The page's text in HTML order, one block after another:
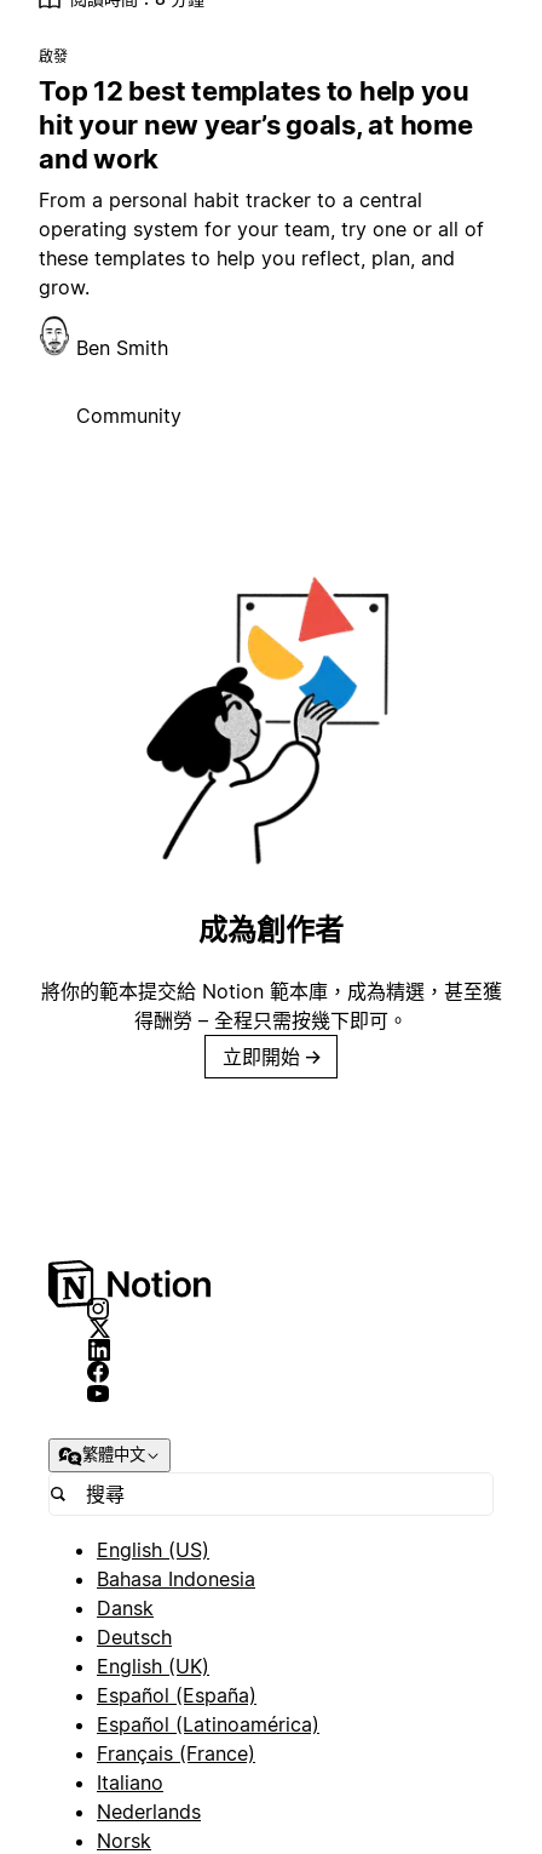
啟發
Top 12 best templates to help you
hit your new year’s goals, at home
and work
From a personal habit tracker to a central
operating system for your team, try one or all of
these templates to help you reflect, plan, and
grow.
Ben Smith
Community
成為創作者
將你的範本提交給 Notion 範本庫，成為精選，甚至獲
得酬勞 – 全程只需按幾下即可。
立即開始 →
繁體中文
English (US)
Bahasa Indonesia
Dansk
Deutsch
English (UK)
Español (España)
Español (Latinoamérica)
Français (France)
Italiano
Nederlands
Norsk